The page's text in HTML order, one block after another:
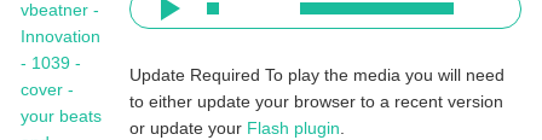
Update Required To play the media you will need
to either update your browser to a recent version
or update your Flash plugin